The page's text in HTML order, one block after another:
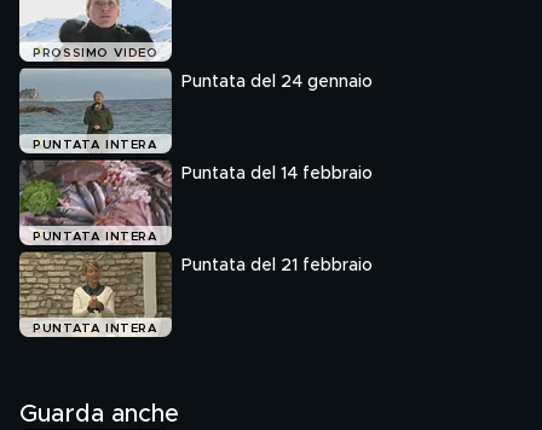
PROSSIMO VIDEO
PUNTATA INTERA
Puntata del 24 gennaio
PUNTATA INTERA
Puntata del 14 febbraio
PUNTATA INTERA
Puntata del 21 febbraio
Guarda anche